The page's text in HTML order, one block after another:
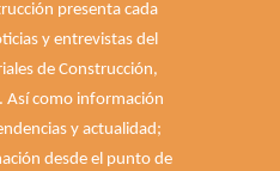
presenta cada
y entrevistas del
de Construcción,
Así como información
y actualidad;
desde el punto de